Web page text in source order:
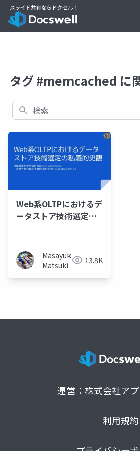
タグ #memcached に
検索
Web系OLTPにおけるデ
ータストア技術選定の
Masayuki
Matsuki
13.8K
運営：株式会社ア
利用規約